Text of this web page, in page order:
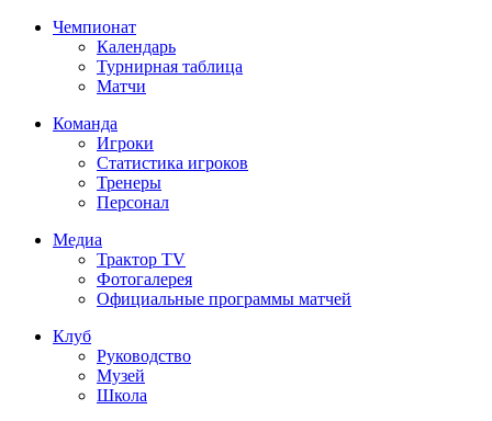
Чемпионат
Календарь
Турнирная таблица
Матчи
Команда
Игроки
Статистика игроков
Тренеры
Персонал
Медиа
Трактор TV
Фотогалерея
Официальные программы матчей
Клуб
Руководство
Музей
Школа